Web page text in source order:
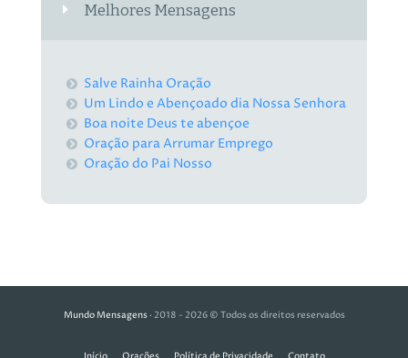
Melhores Mensagens
Salve Rainha Oração
Um Lindo e Abençoado dia Nossa Senhora
Boa noite Deus te abençoe
Oração para Arrumar Emprego
Oração do Pai Nosso
Mundo Mensagens· 2018 - 2026 © Todos os direitos reservados